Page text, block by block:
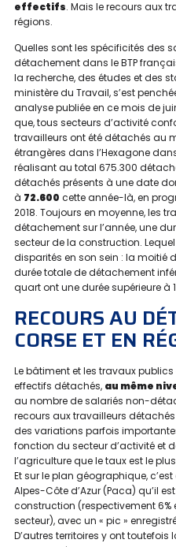
effectifs. Mais le recours aux
régions.
Quelles sont les spécificités des
détachement dans le BTP
la recherche, des études et des
ministère du Travail, s’est
analyse publiée en ce mois de
que, tous secteurs d’activité
travailleurs ont été détachés au
étrangères dans l’Hexagone
réalisant au total 675.300
détachés présents à une date
à 72.600 cette année-là, en
2018. Toujours en moyenne, les
détachement sur l’année, une
secteur de la construction.
disparités en son sein : la moitié
durée totale de détachement
quart ont une durée supérieure à
RECOURS AU
CORSE ET EN
Le bâtiment et les travaux
effectifs détachés, au même
au nombre de salariés non-
recours aux travailleurs détachés
des variations parfois
fonction du secteur d’activité et
l’agriculture que le taux est le plus
Et sur le plan géographique,
Alpes-Côte d’Azur (Paca) qu’il
construction (respectivement 6%
secteur), avec un « pic »
D’autres territoires y ont